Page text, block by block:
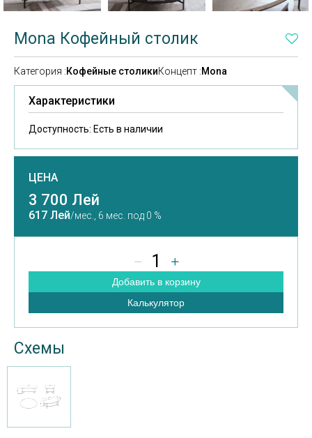
Mona Кофейный столик
Категория :Кофейные столикиКонцепт :Mona
Характеристики
Доступность: Есть в наличии
ЦЕНА
3 700 Лей
617 Лей/мес., 6 мес. под 0 %
1
Добавить в корзину
Калькулятор
Схемы